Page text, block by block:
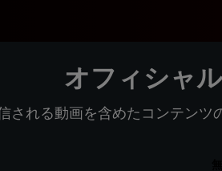
オフィシャ
される動画を含めたコンテン